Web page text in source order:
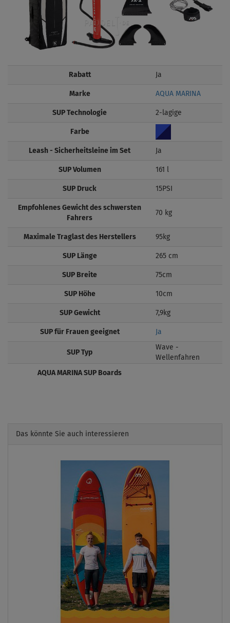
Rabatt Ja
Marke AQUA MARINA
SUP Technologie 2-lagige
Farbe
Leash - Sicherheitsleine im Set Ja
SUP Volumen 161 l
SUP Druck 15PSI
Empfohlenes Gewicht des schwersten
Fahrers
70 kg
Maximale Traglast des Herstellers 95kg
SUP Länge 265 cm
SUP Breite 75cm
SUP Höhe 10cm
SUP Gewicht 7,9kg
SUP für Frauen geeignet Ja
SUP Typ
Wave -
Wellenfahren
AQUA MARINA SUP Boards
Das könnte Sie auch interessieren